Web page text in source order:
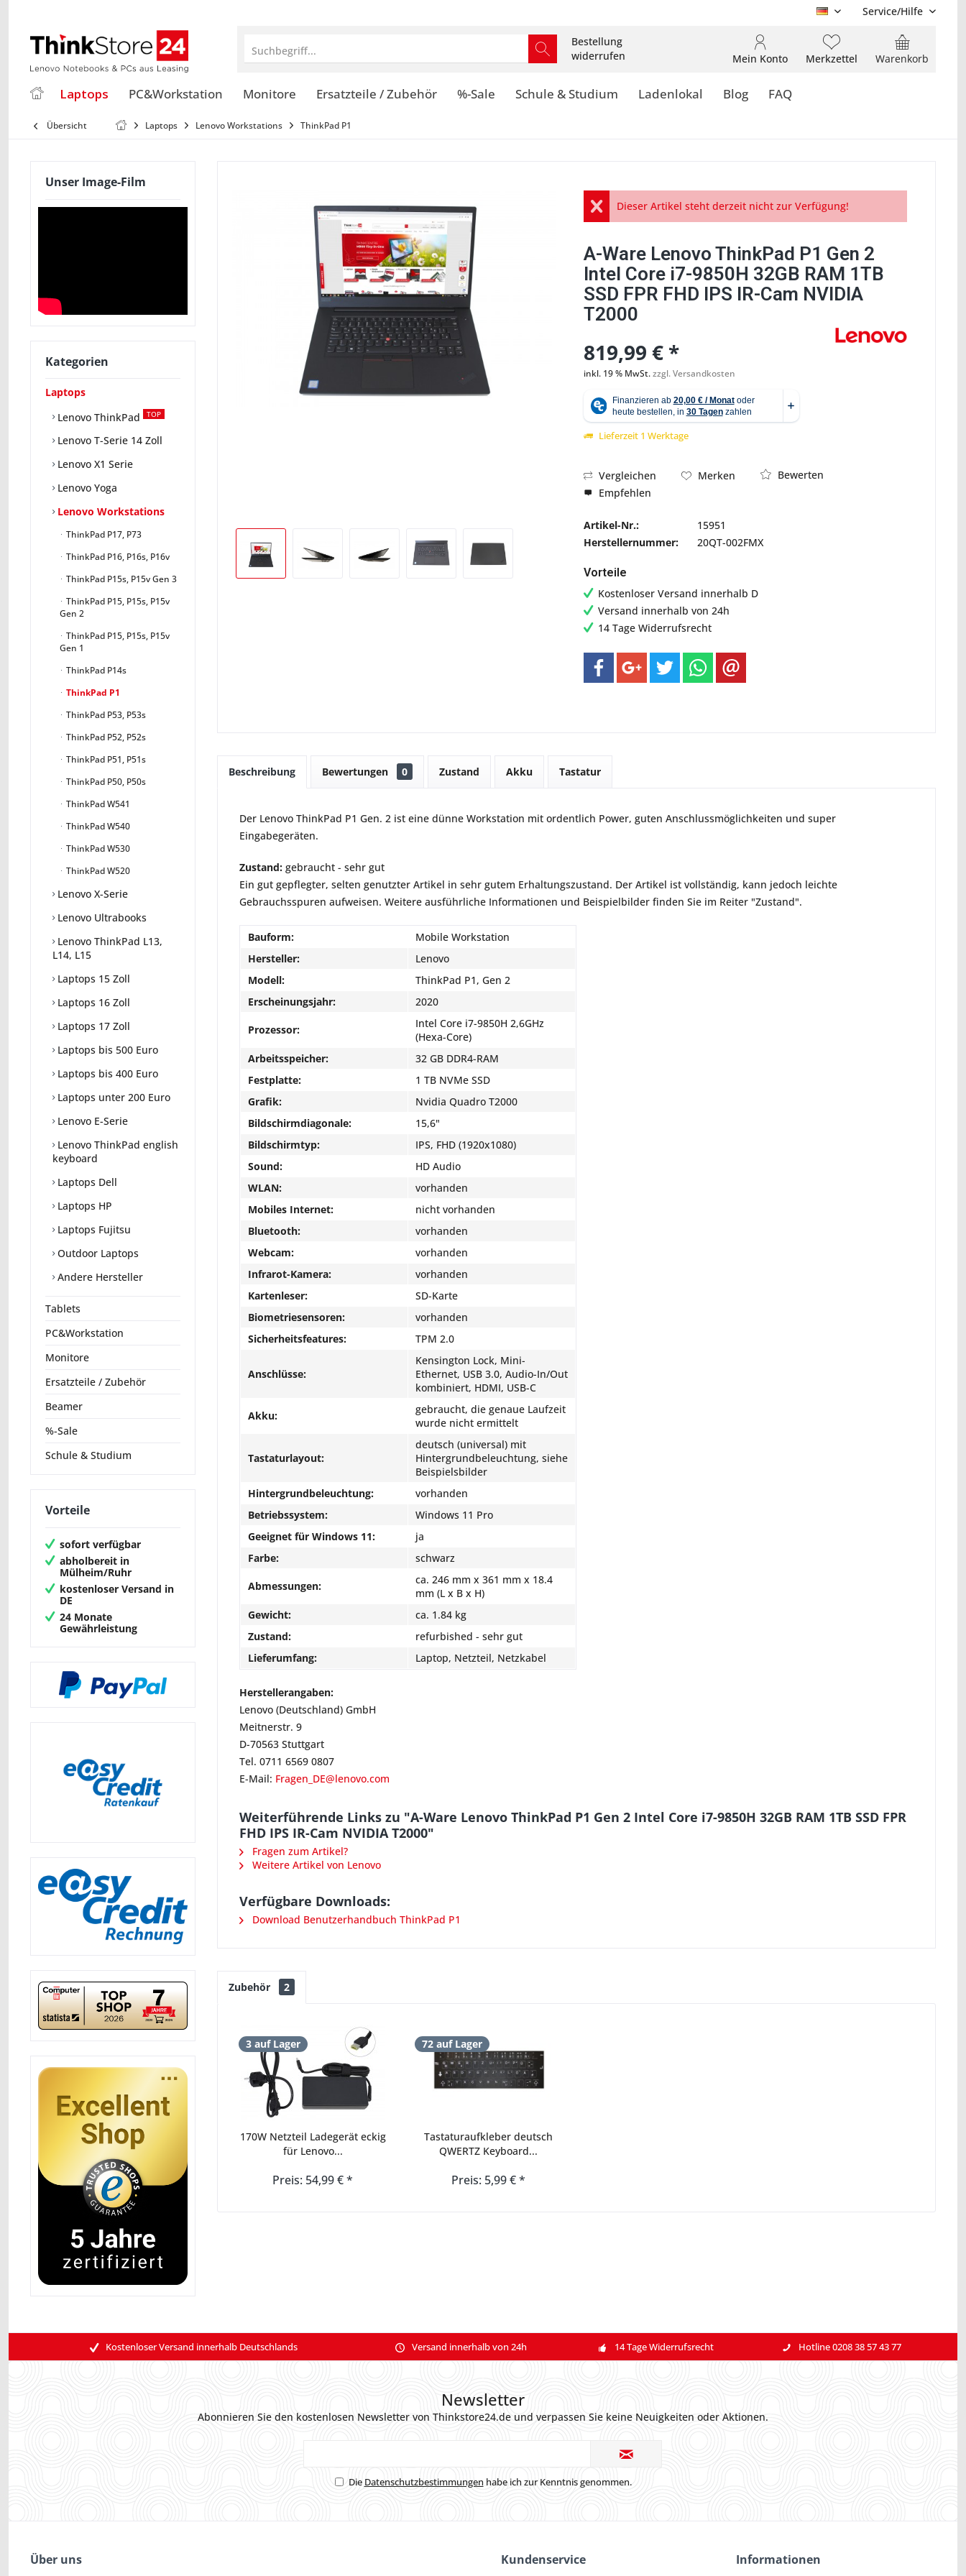
DE Service/Hilfe
Suchbegriff...
Bestellung
widerrufen
Warenkorb
Merkzettel
Mein Konto
Laptops PC&Workstation Monitore Ersatzteile / Zubehör %-Sale Schule & Studium Ladenlokal Blog FAQ
Übersicht Laptops Lenovo Workstations ThinkPad P1
Unser Image-Film
Kategorien
Laptops
Lenovo ThinkPad
TOP
Lenovo T-Serie 14 Zoll
Lenovo X1 Serie
Lenovo Yoga
Lenovo Workstations
ThinkPad P17, P73
ThinkPad P16, P16s, P16v
ThinkPad P15s, P15v Gen 3
ThinkPad P15, P15s, P15v
Gen 2
ThinkPad P15, P15s, P15v
Gen 1
ThinkPad P14s
ThinkPad P1
ThinkPad P53, P53s
ThinkPad P52, P52s
ThinkPad P51, P51s
ThinkPad P50, P50s
ThinkPad W541
ThinkPad W540
ThinkPad W530
ThinkPad W520
Lenovo X-Serie
Lenovo Ultrabooks
Lenovo ThinkPad L13,
L14, L15
Laptops 15 Zoll
Laptops 16 Zoll
Laptops 17 Zoll
Laptops bis 500 Euro
Laptops bis 400 Euro
Laptops unter 200 Euro
Lenovo E-Serie
Lenovo ThinkPad english
keyboard
Laptops Dell
Laptops HP
Laptops Fujitsu
Outdoor Laptops
Andere Hersteller
Tablets
PC&Workstation
Monitore
Ersatzteile / Zubehör
Beamer
%-Sale
Schule & Studium
Vorteile
sofort verfügbar
abholbereit in
Mülheim/Ruhr
kostenloser Versand in
DE
24 Monate
Gewährleistung
Abbildung ähnlich
Dieser Artikel steht derzeit nicht zur Verfügung!
A-Ware Lenovo ThinkPad P1 Gen 2
Intel Core i7-9850H 32GB RAM 1TB
SSD FPR FHD IPS IR-Cam NVIDIA
T2000
819,99 € *
inkl. 19 % MwSt.zzgl. Versandkosten
Lieferzeit 1 Werktage
Vergleichen Merken
Bewerten
Empfehlen
Artikel-Nr.:
15951
Herstellernummer:
20QT-002FMX
Vorteile
Kostenloser Versand innerhalb D
Versand innerhalb von 24h
14 Tage Widerrufsrecht
Beschreibung Bewertungen 0 Zustand Akku Tastatur
Der Lenovo ThinkPad P1 Gen. 2 ist eine dünne Workstation mit ordentlich Power, guten Anschlussmöglichkeiten und super
Eingabegeräten.
Zustand: gebraucht - sehr gut
Ein gut gepflegter, selten genutzter Artikel in sehr gutem Erhaltungszustand. Der Artikel ist vollständig, kann jedoch leichte
Gebrauchsspuren aufweisen. Weitere ausführliche Informationen und Beispielbilder finden Sie im Reiter "Zustand".
Bauform:
Mobile Workstation
Hersteller:
Lenovo
Modell:
ThinkPad P1, Gen 2
Erscheinungsjahr:
2020
Prozessor:
Intel Core i7-9850H 2,6GHz
(Hexa-Core)
Arbeitsspeicher:
32 GB DDR4-RAM
Festplatte:
1 TB NVMe SSD
Grafik:
Nvidia Quadro T2000
Bildschirmdiagonale:
15,6"
Bildschirmtyp:
IPS, FHD (1920x1080)
Sound:
HD Audio
WLAN:
vorhanden
Mobiles Internet:
nicht vorhanden
Bluetooth:
vorhanden
Webcam:
vorhanden
Infrarot-Kamera:
vorhanden
Kartenleser:
SD-Karte
Biometriesensoren:
vorhanden
Sicherheitsfeatures:
TPM 2.0
Anschlüsse:
Kensington Lock, Mini-
Ethernet, USB 3.0, Audio-In/Out
kombiniert, HDMI, USB-C
Akku:
gebraucht, die genaue Laufzeit
wurde nicht ermittelt
Tastaturlayout:
deutsch (universal) mit
Hintergrundbeleuchtung, siehe
Beispielsbilder
Hintergrundbeleuchtung:
vorhanden
Betriebssystem:
Windows 11 Pro
Geeignet für Windows 11:
ja
Farbe:
schwarz
Abmessungen:
ca. 246 mm x 361 mm x 18.4
mm (L x B x H)
Gewicht:
ca. 1.84 kg
Zustand:
refurbished - sehr gut
Lieferumfang:
Laptop, Netzteil, Netzkabel
Herstellerangaben:
Lenovo (Deutschland) GmbH
Meitnerstr. 9
D-70563 Stuttgart
Tel. 0711 6569 0807
E-Mail: Fragen_DE@lenovo.com
Weiterführende Links zu "A-Ware Lenovo ThinkPad P1 Gen 2 Intel Core i7-9850H 32GB RAM 1TB SSD FPR
FHD IPS IR-Cam NVIDIA T2000"
Fragen zum Artikel?
Weitere Artikel von Lenovo
Verfügbare Downloads:
Download Benutzerhandbuch ThinkPad P1
Zubehör 2
3 auf Lager
170W Netzteil Ladegerät eckig
für Lenovo...
Preis: 54,99 € *
72 auf Lager
Tastaturaufkleber deutsch
QWERTZ Keyboard...
Preis: 5,99 € *
Kostenloser Versand innerhalb Deutschlands Versand innerhalb von 24h 14 Tage Widerrufsrecht Hotline 0208 38 57 43 77
Newsletter
Abonnieren Sie den kostenlosen Newsletter von Thinkstore24.de und verpassen Sie keine Neuigkeiten oder Aktionen.
Die Datenschutzbestimmungen habe ich zur Kenntnis genommen.
Über uns Kundenservice Informationen